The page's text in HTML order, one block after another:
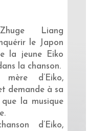
Liang
le Japon
la jeune Eiko
la chanson.
d’Eiko,
demande à sa
la musique
d’Eiko,